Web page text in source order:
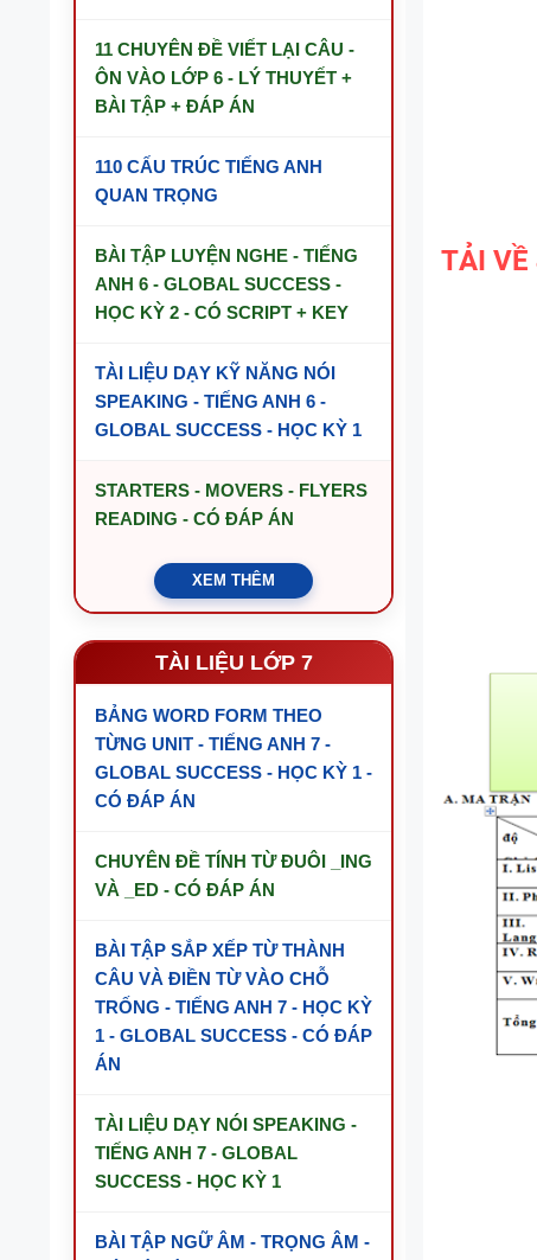
11 CHUYÊN ĐỀ VIẾT LẠI CÂU -
ÔN VÀO LỚP 6 - LÝ THUYẾT +
BÀI TẬP + ĐÁP ÁN
110 CẤU TRÚC TIẾNG ANH
QUAN TRỌNG
BÀI TẬP LUYỆN NGHE - TIẾNG
ANH 6 - GLOBAL SUCCESS -
HỌC KỲ 2 - CÓ SCRIPT + KEY
TÀI LIỆU DẠY KỸ NĂNG NÓI
SPEAKING - TIẾNG ANH 6 -
GLOBAL SUCCESS - HỌC KỲ 1
STARTERS - MOVERS - FLYERS
READING - CÓ ĐÁP ÁN
XEM THÊM
TÀI LIỆU LỚP 7
BẢNG WORD FORM THEO
TỪNG UNIT - TIẾNG ANH 7 -
GLOBAL SUCCESS - HỌC KỲ 1 -
CÓ ĐÁP ÁN
CHUYÊN ĐỀ TÍNH TỪ ĐUÔI _ING
VÀ _ED - CÓ ĐÁP ÁN
BÀI TẬP SẮP XẾP TỪ THÀNH
CÂU VÀ ĐIỀN TỪ VÀO CHỖ
TRỐNG - TIẾNG ANH 7 - HỌC KỲ
1 - GLOBAL SUCCESS - CÓ ĐÁP
ÁN
TÀI LIỆU DẠY NÓI SPEAKING -
TIẾNG ANH 7 - GLOBAL
SUCCESS - HỌC KỲ 1
BÀI TẬP NGỮ ÂM - TRỌNG ÂM -
TẢI VỀ